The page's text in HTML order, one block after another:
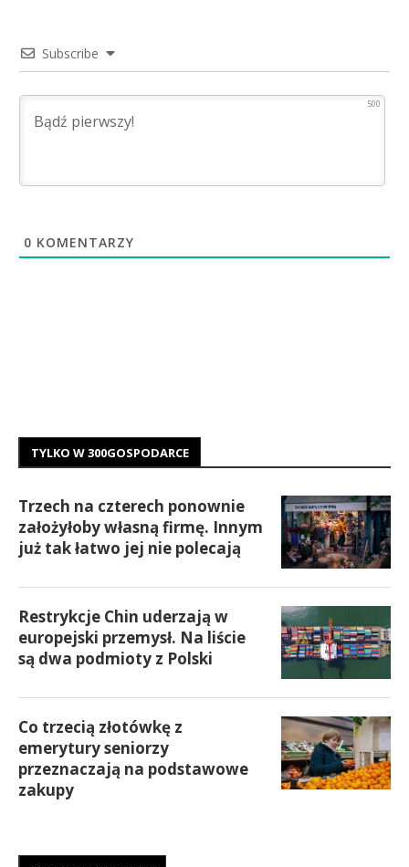
Subscribe
500
0 KOMENTARZY
TYLKO W 300GOSPODARCE
Trzech na czterech ponownie
założyłoby własną firmę. Innym
już tak łatwo jej nie polecają
Restrykcje Chin uderzają w
europejski przemysł. Na liście
są dwa podmioty z Polski
Co trzecią złotówkę z
emerytury seniorzy
przeznaczają na podstawowe
zakupy